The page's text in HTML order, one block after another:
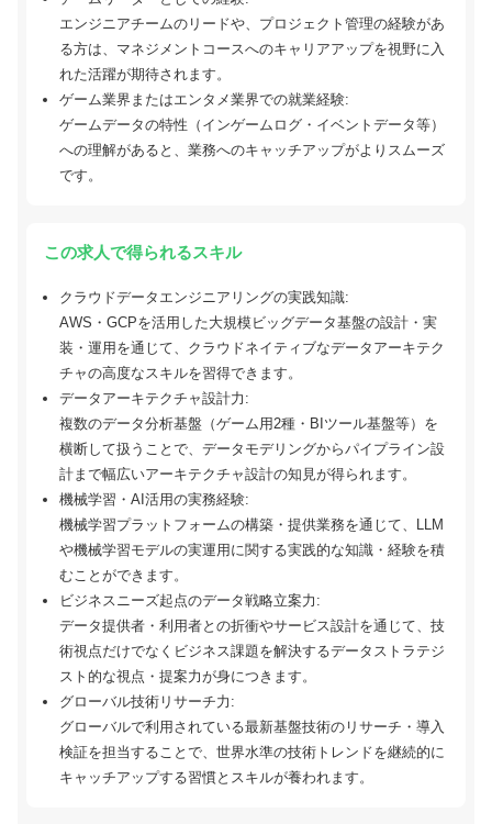
エンジニアチームのリードや、プロジェクト管理の経験があ
る方は、マネジメントコースへのキャリアアップを視野に入
れた活躍が期待されます。
ゲーム業界またはエンタメ業界での就業経験:
ゲームデータの特性（インゲームログ・イベントデータ等）
への理解があると、業務へのキャッチアップがよりスムーズ
です。
この求人で得られるスキル
クラウドデータエンジニアリングの実践知識:
AWS・GCPを活用した大規模ビッグデータ基盤の設計・実
装・運用を通じて、クラウドネイティブなデータアーキテク
チャの高度なスキルを習得できます。
データアーキテクチャ設計力:
複数のデータ分析基盤（ゲーム用2種・BIツール基盤等）を
横断して扱うことで、データモデリングからパイプライン設
計まで幅広いアーキテクチャ設計の知見が得られます。
機械学習・AI活用の実務経験:
機械学習プラットフォームの構築・提供業務を通じて、LLM
や機械学習モデルの実運用に関する実践的な知識・経験を積
むことができます。
ビジネスニーズ起点のデータ戦略立案力:
データ提供者・利用者との折衝やサービス設計を通じて、技
術視点だけでなくビジネス課題を解決するデータストラテジ
スト的な視点・提案力が身につきます。
グローバル技術リサーチ力:
グローバルで利用されている最新基盤技術のリサーチ・導入
検証を担当することで、世界水準の技術トレンドを継続的に
キャッチアップする習慣とスキルが養われます。